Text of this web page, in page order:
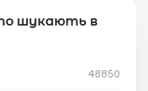
шукають в
48850